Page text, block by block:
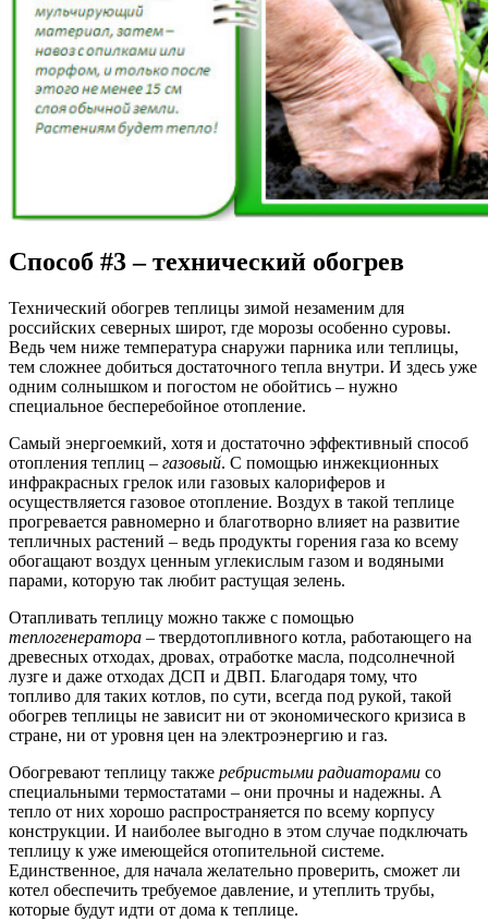
Способ #3 – технический обогрев
Технический обогрев теплицы зимой незаменим для
российских северных широт, где морозы особенно суровы.
Ведь чем ниже температура снаружи парника или теплицы,
тем сложнее добиться достаточного тепла внутри. И здесь уже
одним солнышком и погостом не обойтись – нужно
специальное бесперебойное отопление.
Самый энергоемкий, хотя и достаточно эффективный способ
отопления теплиц – газовый. С помощью инжекционных
инфракрасных грелок или газовых калориферов и
осуществляется газовое отопление. Воздух в такой теплице
прогревается равномерно и благотворно влияет на развитие
тепличных растений – ведь продукты горения газа ко всему
обогащают воздух ценным углекислым газом и водяными
парами, которую так любит растущая зелень.
Отапливать теплицу можно также с помощью
теплогенератора – твердотопливного котла, работающего на
древесных отходах, дровах, отработке масла, подсолнечной
лузге и даже отходах ДСП и ДВП. Благодаря тому, что
топливо для таких котлов, по сути, всегда под рукой, такой
обогрев теплицы не зависит ни от экономического кризиса в
стране, ни от уровня цен на электроэнергию и газ.
Обогревают теплицу также ребристыми радиаторами со
специальными термостатами – они прочны и надежны. А
тепло от них хорошо распространяется по всему корпусу
конструкции. И наиболее выгодно в этом случае подключать
теплицу к уже имеющейся отопительной системе.
Единственное, для начала желательно проверить, сможет ли
котел обеспечить требуемое давление, и утеплить трубы,
которые будут идти от дома к теплице.